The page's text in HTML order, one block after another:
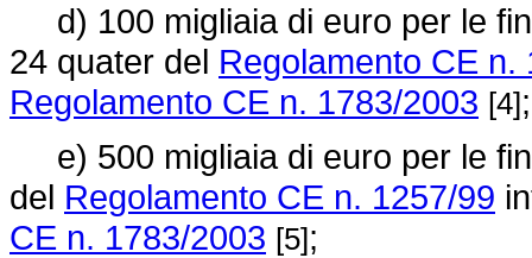
d) 100 migliaia di euro per le
24 quater del Regolamento CE n.
Regolamento CE n. 1783/2003 [4];
e) 500 migliaia di euro per le
del Regolamento CE n. 1257/99
CE n. 1783/2003 [5];